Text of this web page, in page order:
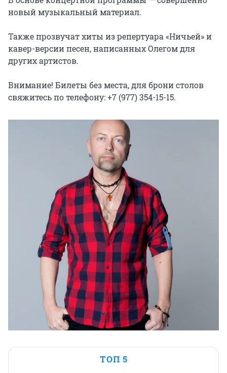
новый музыкальный материал.
Также прозвучат хиты из репертуара «Ничьей» и
кавер-версии песен, написанных Олегом для
других артистов.
Внимание! Билеты без места, для брони столов
свяжитесь по телефону: +7 (977) 354-15-15.
ТОП 5